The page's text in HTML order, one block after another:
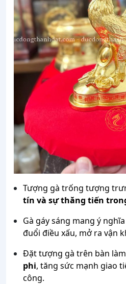
Tượng gà trống tượng
tín và sự thăng tiến
Gà gáy sáng mang ý nghĩa
đuổi điều xấu, mở ra vận
Đặt tượng gà trên bàn
phi, tăng sức mạnh giao
công.